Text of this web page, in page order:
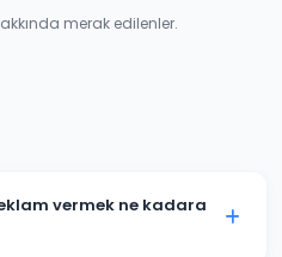
merak edilenler.
vermek ne kadara